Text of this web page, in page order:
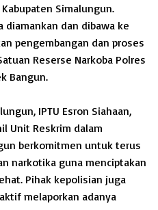
Simalungun.
diamankan dan dibawa ke
pengembangan dan proses
Reserse Narkoba Polres
Bangun.
IPTU Esron Siahaan,
Unit Reskrim dalam
berkomitmen untuk terus
narkotika guna menciptakan
Pihak kepolisian juga
melaporkan adanya